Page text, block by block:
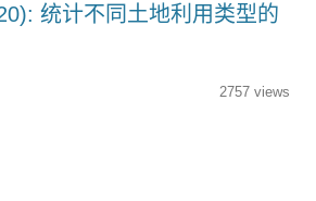
统计不同土地利用类型的
2757 views